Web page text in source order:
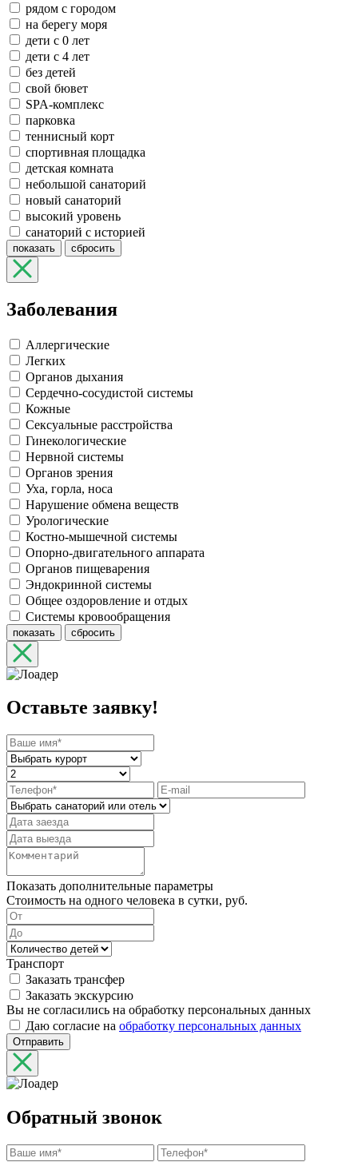
рядом с городом
на берегу моря
дети с 0 лет
дети с 4 лет
без детей
свой бювет
SPA-комплекс
парковка
теннисный корт
спортивная площадка
детская комната
небольшой санаторий
новый санаторий
высокий уровень
санаторий с историей
показать сбросить
Заболевания
Аллергические
Легких
Органов дыхания
Сердечно-сосудистой системы
Кожные
Сексуальные расстройства
Гинекологические
Нервной системы
Органов зрения
Уха, горла, носа
Нарушение обмена веществ
Урологические
Костно-мышечной системы
Опорно-двигательного аппарата
Органов пищеварения
Эндокринной системы
Общее оздоровление и отдых
Системы кровообращения
показать сбросить
Оставьте заявку!
Показать дополнительные параметры
Стоимость на одного человека в сутки, руб.
Транспорт
Заказать трансфер
Заказать экскурсию
Вы не согласились на обработку персональных данных
Даю согласие на обработку персональных данных
Отправить
Обратный звонок